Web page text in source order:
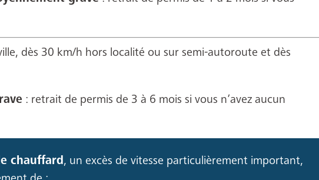
dès 30 km/h hors localité ou sur semi-autoroute et dès
: retrait de permis de 3 à 6 mois si vous n’avez aucun
chauffard, un excès de vitesse particulièrement important,